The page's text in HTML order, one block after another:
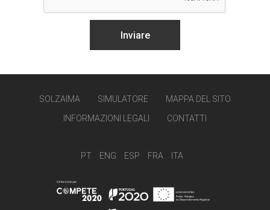
SOLZAIMA SIMULATORE
MAPPA DEL SITO
INFORMAZIONI LEGALI
CONTATTI
PT ENG ESP FRA ITA